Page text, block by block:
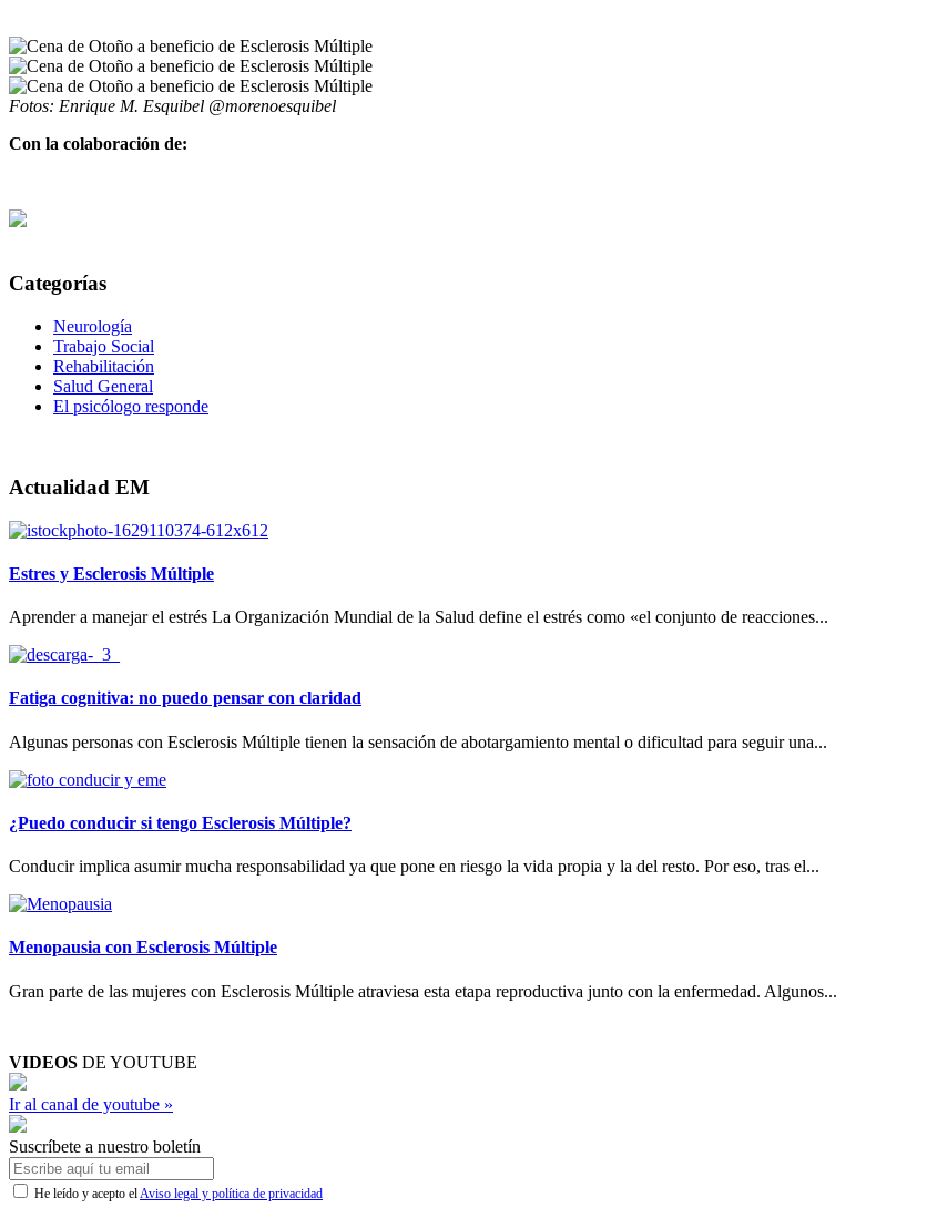
Fotos: Enrique M. Esquibel @morenoesquibel
Con la colaboración de:
Categorías
Neurología
Trabajo Social
Rehabilitación
Salud General
El psicólogo responde
Actualidad EM
Estres y Esclerosis Múltiple
Aprender a manejar el estrés La Organización Mundial de la Salud define el estrés como «el conjunto de reacciones...
Fatiga cognitiva: no puedo pensar con claridad
Algunas personas con Esclerosis Múltiple tienen la sensación de abotargamiento mental o dificultad para seguir una...
¿Puedo conducir si tengo Esclerosis Múltiple?
Conducir implica asumir mucha responsabilidad ya que pone en riesgo la vida propia y la del resto. Por eso, tras el...
Menopausia con Esclerosis Múltiple
Gran parte de las mujeres con Esclerosis Múltiple atraviesa esta etapa reproductiva junto con la enfermedad. Algunos...
VIDEOS DE YOUTUBE
Ir al canal de youtube »
Suscríbete a nuestro boletín
He leído y acepto el Aviso legal y política de privacidad